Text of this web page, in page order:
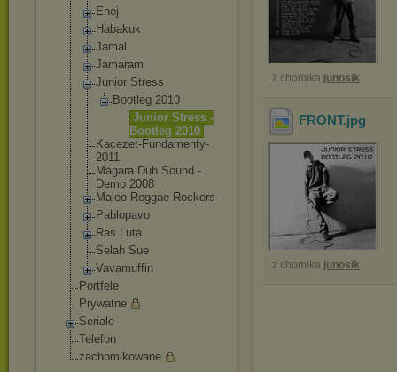
Enej
Habakuk
Jamal
Jamaram
Junior Stress
Bootleg 2010
Junior Stress -
Bootleg 2010
Kacezet-Fundamenty-
2011
Magara Dub Sound -
Demo 2008
Maleo Reggae Rockers
Pablopavo
Ras Luta
Selah Sue
Vavamuffin
Portfele
Prywatne
Seriale
Telefon
zachomikowane
z chomika junosik
FRONT.jpg
z chomika junosik